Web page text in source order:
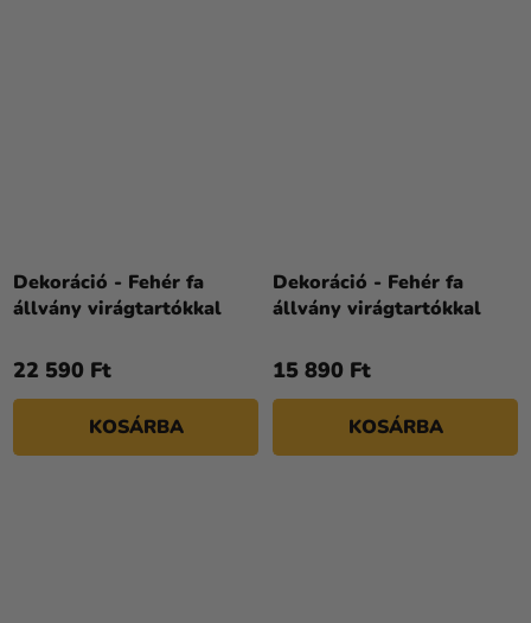
Dekoráció - Fehér fa
állvány virágtartókkal
22 590 Ft
KOSÁRBA
Dekoráció - Fehér fa
állvány virágtartókkal
15 890 Ft
KOSÁRBA